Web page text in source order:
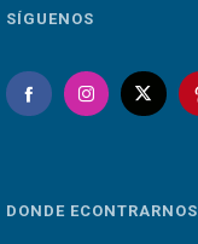
SÍGUENOS
DONDE ECONTRARNOS